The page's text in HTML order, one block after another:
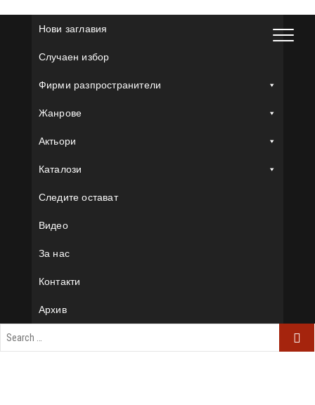
Нови заглавия
Случаен избор
Фирми разпространители
Жанрове
Актьори
Каталози
Следите остават
Видео
За нас
Контакти
Архив